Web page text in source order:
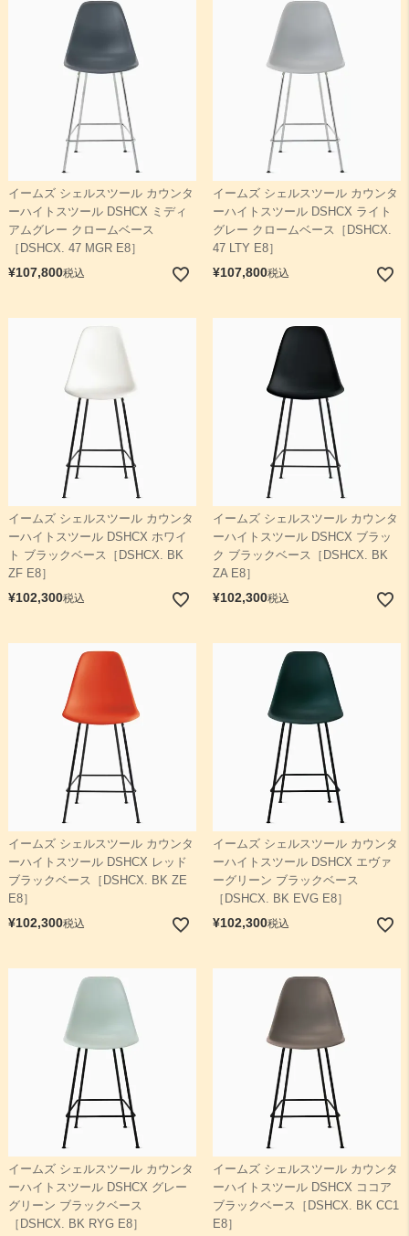
イームズ シェルスツール カウンタ
ーハイトスツール DSHCX ミディ
アムグレー クロームベース
［DSHCX. 47 MGR E8］
¥107,800税込
イームズ シェルスツール カウンタ
ーハイトスツール DSHCX ライト
グレー クロームベース［DSHCX.
47 LTY E8］
¥107,800税込
イームズ シェルスツール カウンタ
ーハイトスツール DSHCX ホワイ
ト ブラックベース［DSHCX. BK
ZF E8］
¥102,300税込
イームズ シェルスツール カウンタ
ーハイトスツール DSHCX ブラッ
ク ブラックベース［DSHCX. BK
ZA E8］
¥102,300税込
イームズ シェルスツール カウンタ
ーハイトスツール DSHCX レッド
ブラックベース［DSHCX. BK ZE
E8］
¥102,300税込
イームズ シェルスツール カウンタ
ーハイトスツール DSHCX エヴァ
ーグリーン ブラックベース
［DSHCX. BK EVG E8］
¥102,300税込
イームズ シェルスツール カウンタ
ーハイトスツール DSHCX グレー
グリーン ブラックベース
［DSHCX. BK RYG E8］
イームズ シェルスツール カウンタ
ーハイトスツール DSHCX ココア
ブラックベース［DSHCX. BK CC1
E8］